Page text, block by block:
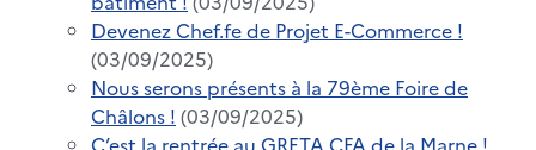
Devenez Chef.fe de Projet E-Commerce !
(03/09/2025)
Nous serons présents à la 79ème Foire de
Châlons ! (03/09/2025)
C’est la rentrée au GRETA CFA de la Marne !